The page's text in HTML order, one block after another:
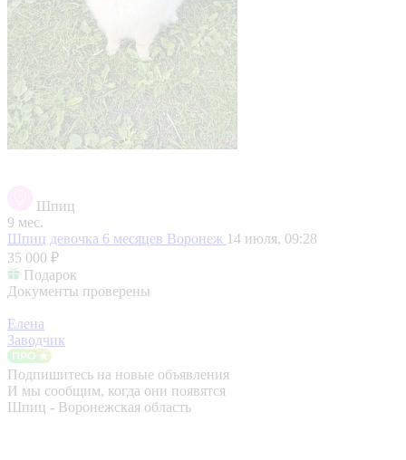
Шпиц
9 мес.
Шпиц девочка 6 месяцев Воронеж 14 июля, 09:28
35 000 ₽
Подарок
Документы проверены
Елена
Заводчик
Подпишитесь на новые объявления
И мы сообщим, когда они появятся
Шпиц - Воронежская область